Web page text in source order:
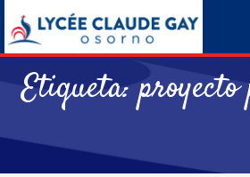
Etiqueta:proyecto